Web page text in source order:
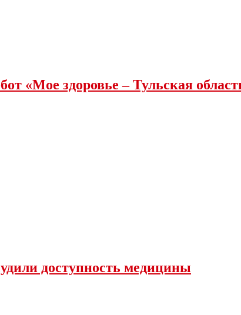
«Мое здоровье – Тульская
доступность медицины